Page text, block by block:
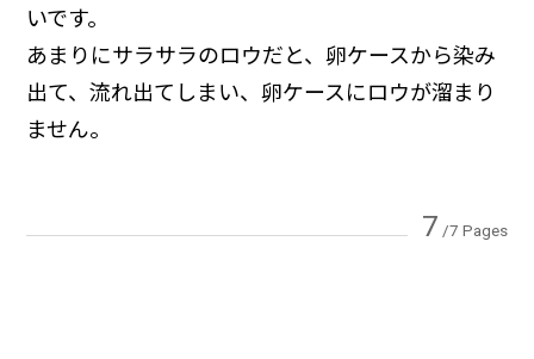
いです。
あまりにサラサラのロウだと、卵ケースから染み
出て、流れ出てしまい、卵ケースにロウが溜まり
ません。
7 /7 Pages